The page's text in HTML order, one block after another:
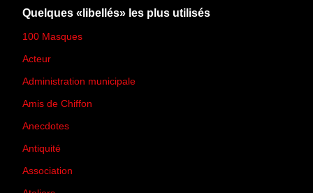
Quelques «libellés» les plus utilisés
100 Masques
Acteur
Administration municipale
Amis de Chiffon
Anecdotes
Antiquité
Association